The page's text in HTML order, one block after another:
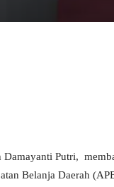
Putri,
Belanja Daerah